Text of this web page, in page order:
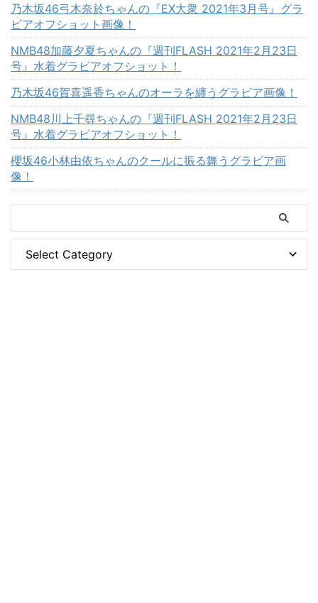
乃木坂46弓木奈於ちゃんの『EX大衆 2021年3月号』グラ
ビアオフショット画像！
NMB48加藤夕夏ちゃんの『週刊FLASH 2021年2月23日
号』水着グラビアオフショット！
乃木坂46賀喜遥香ちゃんのオーラを纏うグラビア画像！
NMB48川上千尋ちゃんの『週刊FLASH 2021年2月23日
号』水着グラビアオフショット！
櫻坂46小林由依ちゃんのクールに振る舞うグラビア画
像！